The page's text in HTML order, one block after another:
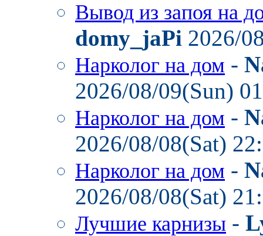
Вывод из запоя на
domy_jaPi 2026/
Нарколог на дом -
2026/08/09(Sun)
Нарколог на дом -
2026/08/08(Sat)
Нарколог на дом -
2026/08/08(Sat)
Лучшие карнизы -